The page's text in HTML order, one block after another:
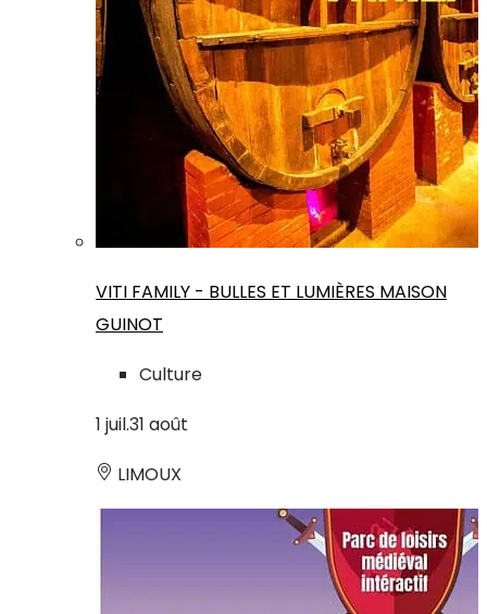
VITI FAMILY - BULLES ET LUMIÈRES MAISON
GUINOT
Culture
1 juil.31 août
LIMOUX